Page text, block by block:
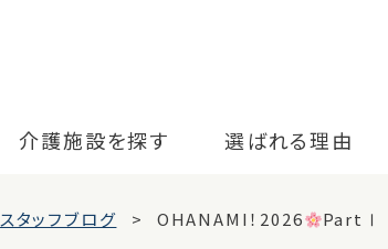
介護施設を探す 選ばれる理由
スタッフブログ OHANAMI！2026 PartⅠ